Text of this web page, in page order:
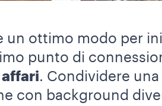
un ottimo modo per
punto di
. Condividere
con background